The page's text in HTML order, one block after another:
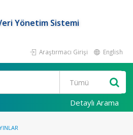
Yönetim Sistemi
Araştırmacı Girişi English
Detaylı Arama